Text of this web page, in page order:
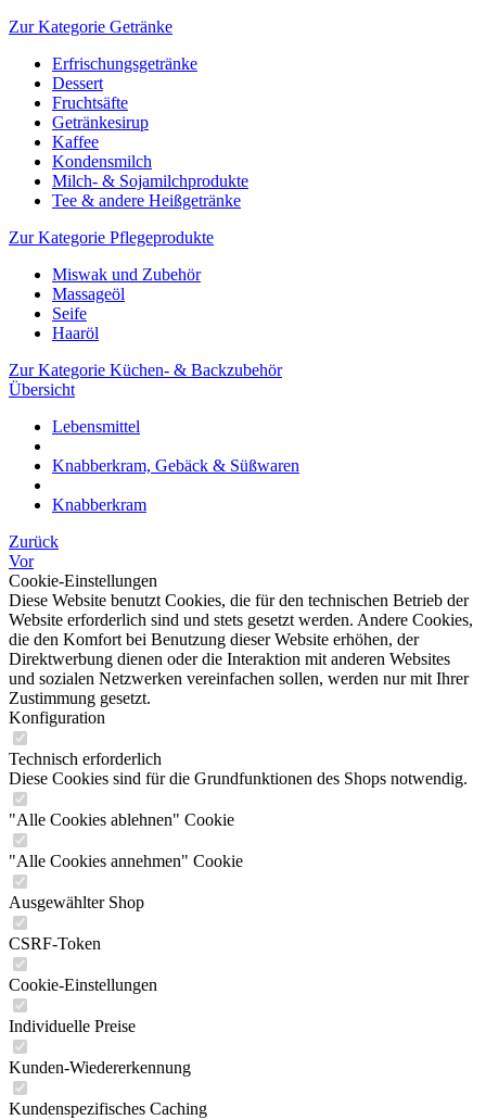
Zur Kategorie Getränke
Erfrischungsgetränke
Dessert
Fruchtsäfte
Getränkesirup
Kaffee
Kondensmilch
Milch- & Sojamilchprodukte
Tee & andere Heißgetränke
Zur Kategorie Pflegeprodukte
Miswak und Zubehör
Massageöl
Seife
Haaröl
Zur Kategorie Küchen- & Backzubehör
Übersicht
Lebensmittel
Knabberkram, Gebäck & Süßwaren
Knabberkram
Zurück
Vor
Cookie-Einstellungen
Diese Website benutzt Cookies, die für den technischen Betrieb der
Website erforderlich sind und stets gesetzt werden. Andere Cookies,
die den Komfort bei Benutzung dieser Website erhöhen, der
Direktwerbung dienen oder die Interaktion mit anderen Websites
und sozialen Netzwerken vereinfachen sollen, werden nur mit Ihrer
Zustimmung gesetzt.
Konfiguration
Technisch erforderlich
Diese Cookies sind für die Grundfunktionen des Shops notwendig.
"Alle Cookies ablehnen" Cookie
"Alle Cookies annehmen" Cookie
Ausgewählter Shop
CSRF-Token
Cookie-Einstellungen
Individuelle Preise
Kunden-Wiedererkennung
Kundenspezifisches Caching